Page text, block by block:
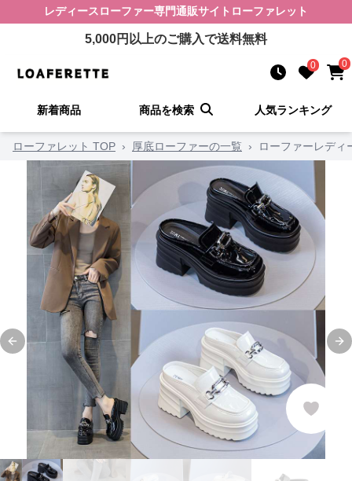
レディースローファー専門通販サイト ローファレット
5,000円以上のご購入で送料無料
0 0
新着商品 商品を検索 人気ランキング
ローファレット TOP › 厚底ローファーの一覧 › ローファーレディ
Previous slide